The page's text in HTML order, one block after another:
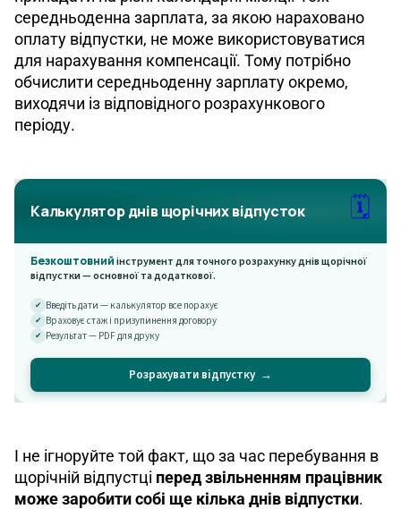
середньоденна зарплата, за якою нараховано
оплату відпустки, не може використовуватися
для нарахування компенсації. Тому потрібно
обчислити середньоденну зарплату окремо,
виходячи із відповідного розрахункового
періоду.
І не ігноруйте той факт, що за час перебування в
щорічній відпустці перед звільненням працівник
може заробити собі ще кілька днів відпустки.